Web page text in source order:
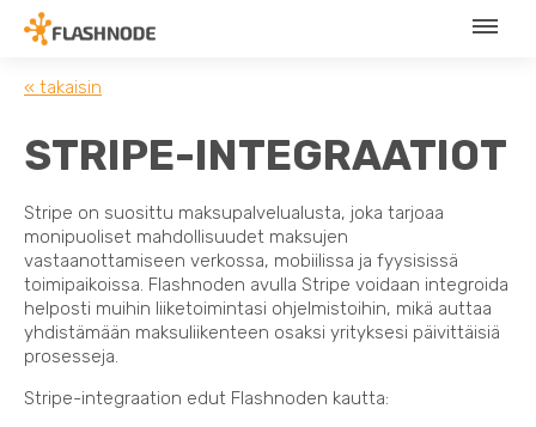
« takaisin
STRIPE-INTEGRAATIOT
Stripe on suosittu maksupalvelualusta, joka tarjoaa
monipuoliset mahdollisuudet maksujen
vastaanottamiseen verkossa, mobiilissa ja fyysisissä
toimipaikoissa. Flashnoden avulla Stripe voidaan integroida
helposti muihin liiketoimintasi ohjelmistoihin, mikä auttaa
yhdistämään maksuliikenteen osaksi yrityksesi päivittäisiä
prosesseja.
Stripe-integraation edut Flashnoden kautta: